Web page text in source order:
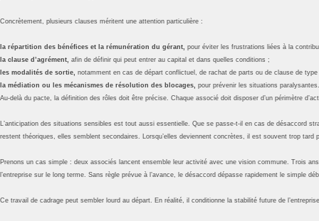
Concrètement, plusieurs clauses méritent une attention particulière :
la répartition des bénéfices et la rémunération du gérant, pour éviter les frustrations liées à la
la clause d’agrément, afin de définir qui peut entrer au capital et dans quelles conditions ;
les modalités de sortie, notamment en cas de départ conflictuel, de rachat de parts ou de clause de
la médiation ou les mécanismes de résolution des blocages, pour prévenir les situations paralysantes.
Au-delà du pacte, la définition des rôles doit être précise. Chaque associé doit disposer d’un périmètre
L’anticipation des situations sensibles est tout aussi essentielle. Que se passe-t-il en cas de désaccord
restent théoriques, elles semblent secondaires. Lorsqu’elles deviennent concrètes, il est souvent trop tard
Prenons un cas simple : deux associés lancent ensemble leur activité avec une vision commune. Trois
l’entreprise sur le long terme. Sans règle prévue à l’avance, le désaccord dépasse rapidement le simple
Ce travail de cadrage peut sembler lourd au départ. En réalité, il conditionne la stabilité future de